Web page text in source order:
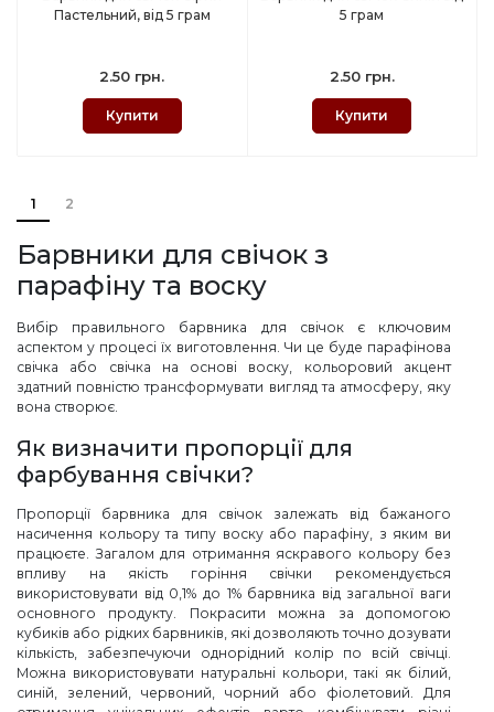
Пастельний, від 5 грам
2.50 грн.
Купити
5 грам
2.50 грн.
Купити
1 2
Барвники для свічок з
парафіну та воску
Вибір правильного барвника для свічок є ключовим
аспектом у процесі їх виготовлення. Чи це буде парафінова
свічка або свічка на основі воску, кольоровий акцент
здатний повністю трансформувати вигляд та атмосферу, яку
вона створює.
Як визначити пропорції для
фарбування свічки?
Пропорції барвника для свічок залежать від бажаного
насичення кольору та типу воску або парафіну, з яким ви
працюєте. Загалом для отримання яскравого кольору без
впливу на якість горіння свічки рекомендується
використовувати від 0,1% до 1% барвника від загальної ваги
основного продукту. Покрасити можна за допомогою
кубиків або рідких барвників, які дозволяють точно дозувати
кількість, забезпечуючи однорідний колір по всій свічці.
Можна використовувати натуральні кольори, такі як білий,
синій, зелений, червоний, чорний або фіолетовий. Для